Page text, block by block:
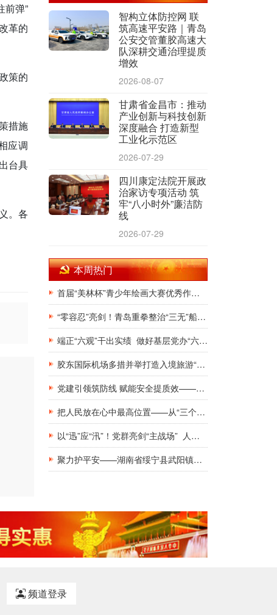
前弹”
革的
策的
措施
应调
台具
。各
智构立体防控网 联
筑高速平安路｜青岛
公安交管董胶高速大
队深耕交通治理提质
增效
2026-08-07
甘肃省金昌市：推动
产业创新与科技创新
深度融合 打造新型
工业化示范区
2026-07-29
四川康定法院开展政
治家访专项活动 筑
牢“八小时外”廉洁防
线
2026-07-29
本周热门
首届“美林杯”青少年绘画大赛优秀作品展在银川韩美林艺术馆隆重开幕
“零容忍”亮剑！青岛重拳整治“三无”船舶，斩断非法捕捞源头链条
端正“六观”干出实绩 做好基层党办“六有”干部
胶东国际机场多措并举打造入境旅游“第一窗口”九项举措精准发力，助力青岛建设国际滨海旅游度假胜地
党建引领筑防线 赋能安全提质效——新钢集团工地工棚区域安全管理创新实践研究
把人民放在心中最高位置——从“三个坚持”领悟基层党建工作的为民初心
以“迅”应“汛”！党群亮剑“主战场” 人民至上“践初心”
聚力护平安——湖南省绥宁县武阳镇与消防救援队伍共庆建军佳节
频道登录